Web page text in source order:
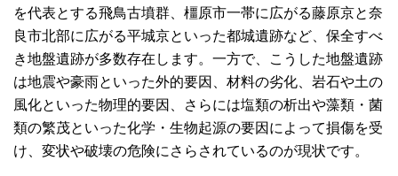
を代表とする飛鳥古墳群、橿原市一帯に広がる藤原京と奈
良市北部に広がる平城京といった都城遺跡など、保全すべ
き地盤遺跡が多数存在します。一方で、こうした地盤遺跡
は地震や豪雨といった外的要因、材料の劣化、岩石や土の
風化といった物理的要因、さらには塩類の析出や藻類・菌
類の繁茂といった化学・生物起源の要因によって損傷を受
け、変状や破壊の危険にさらされているのが現状です。